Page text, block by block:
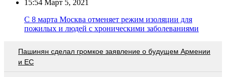
15:54 Март 5, 2021
С 8 марта Москва отменяет режим изоляции для
пожилых и людей с хроническими заболеваниями
Пашинян сделал громкое заявление о будущем Армении
и ЕС